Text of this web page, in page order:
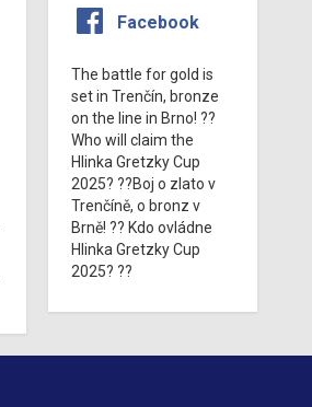
Facebook
The battle for gold is
set in Trenčín, bronze
on the line in Brno! ??
Who will claim the
Hlinka Gretzky Cup
2025? ??Boj o zlato v
Trenčíně, o bronz v
Brně! ?? Kdo ovládne
Hlinka Gretzky Cup
2025? ??